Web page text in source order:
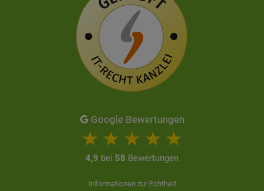
Google Bewertungen
4,9 bei 58 Bewertungen
Informationen zur Echtheit